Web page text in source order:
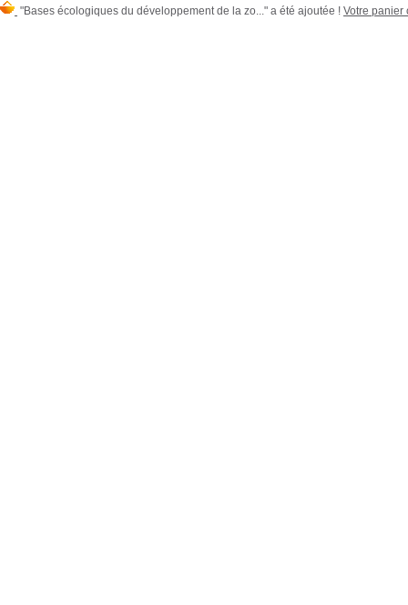
"Bases écologiques du développement de la zo..." a été ajoutée ! Votre panier